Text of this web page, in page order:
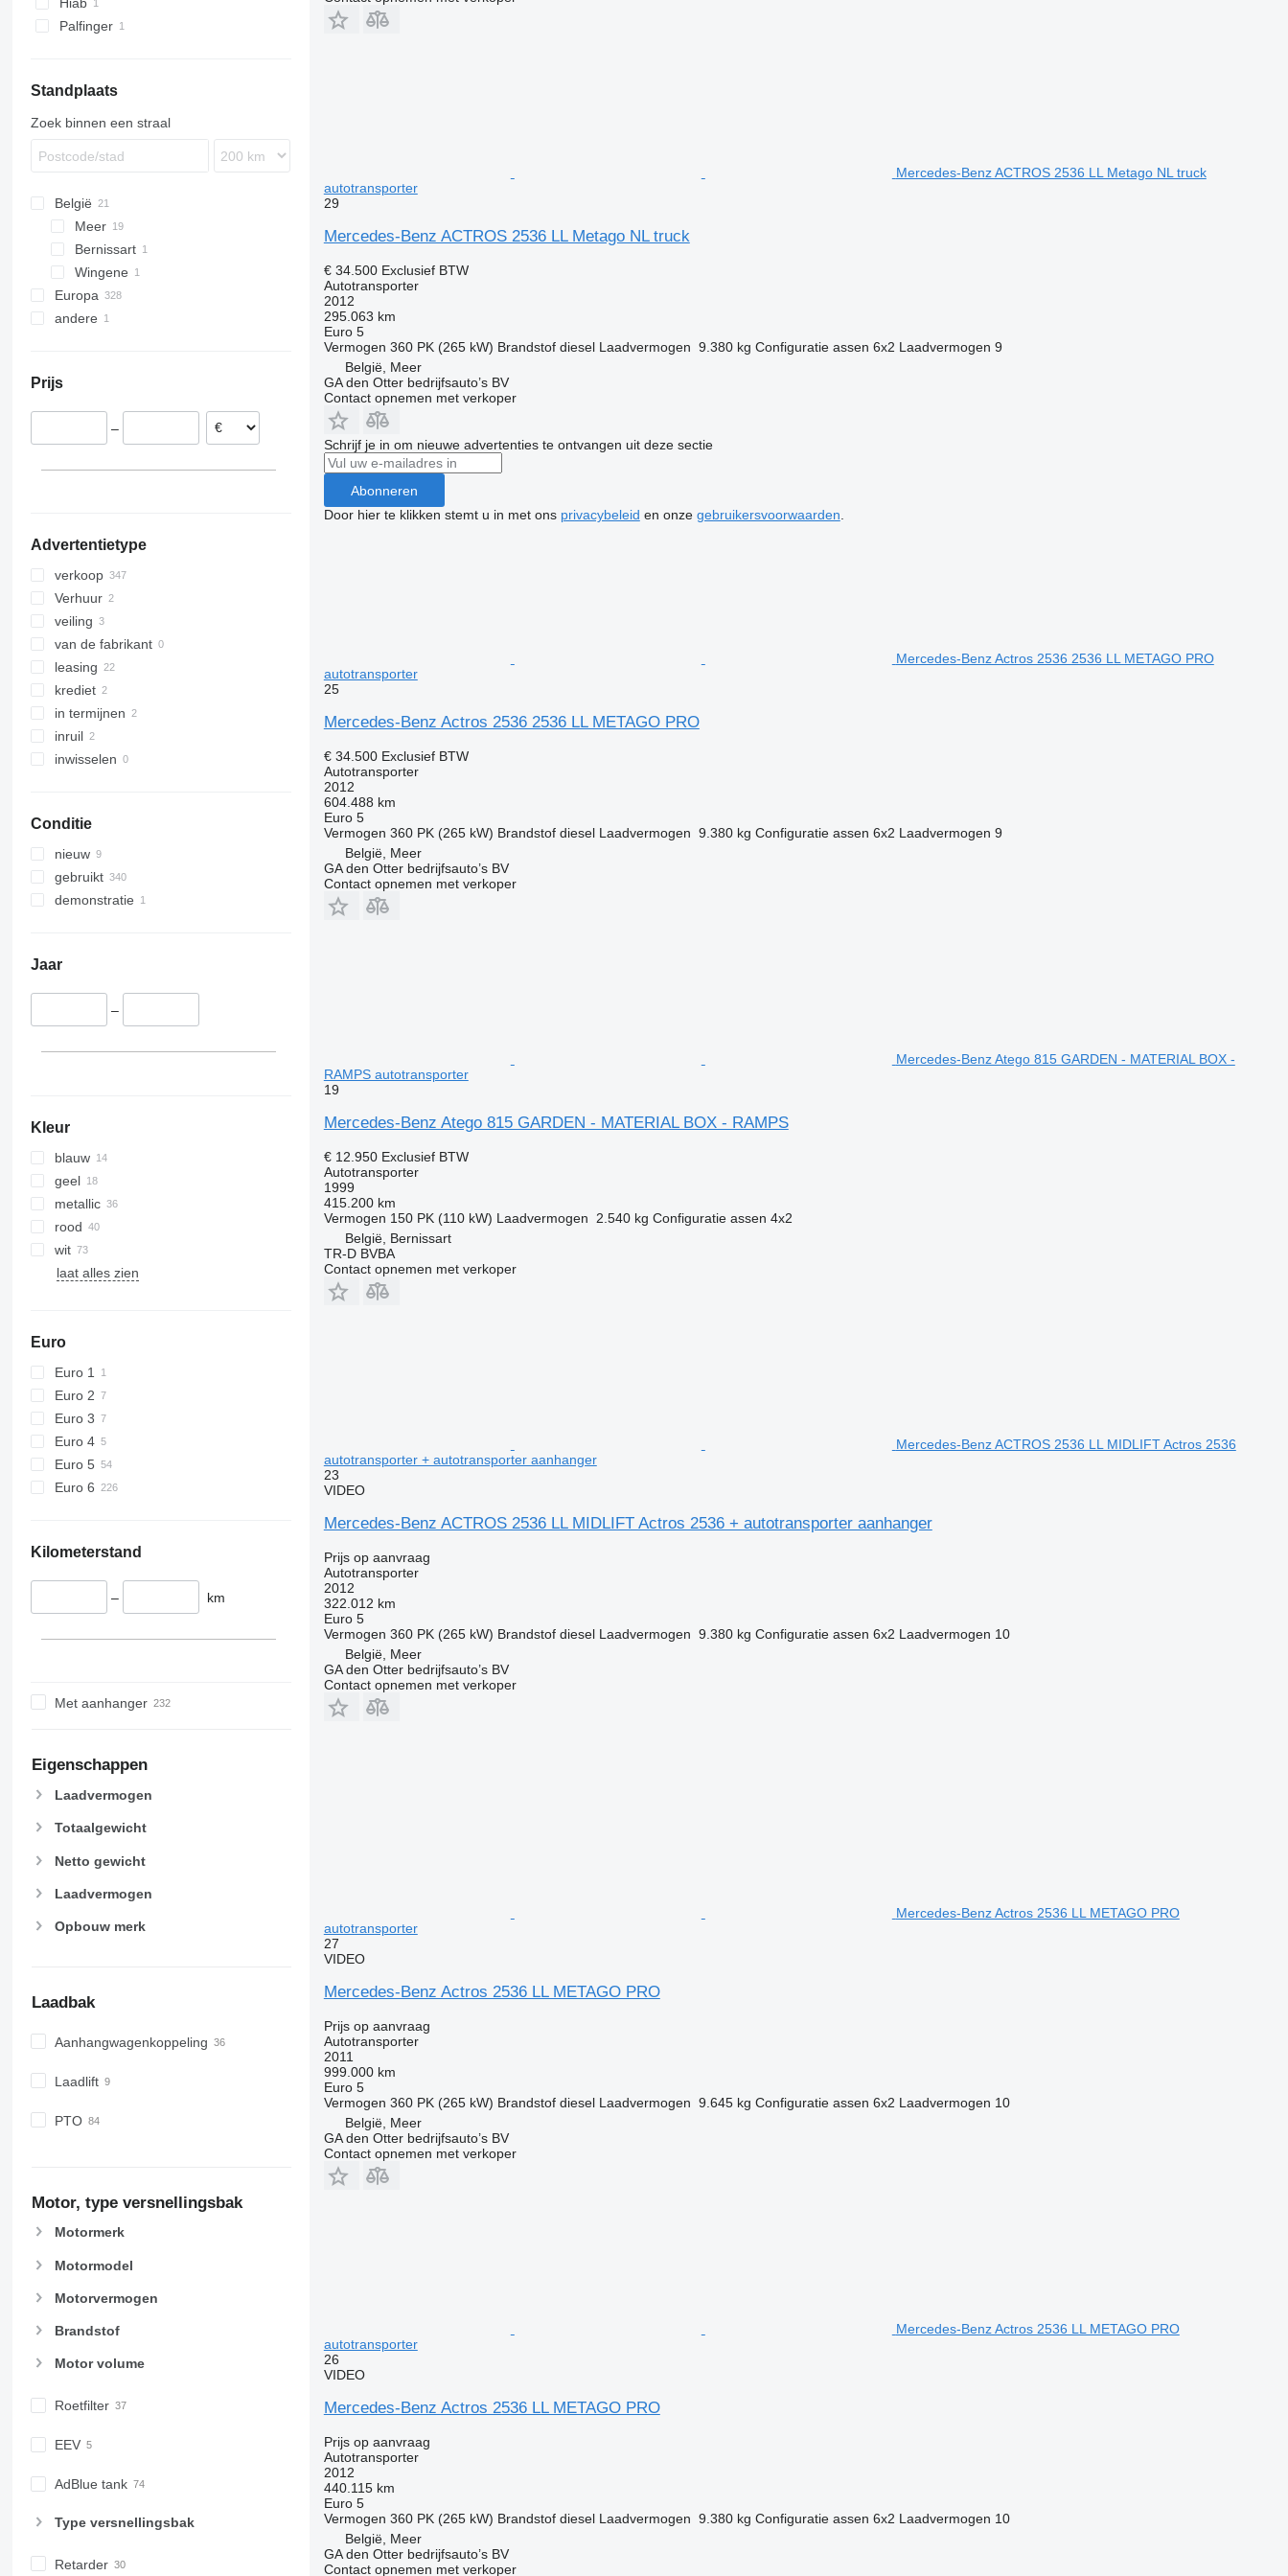
Actros 2536
Actros 2548
Atego 1528
Atego 1530
Palfinger
Standplaats
Zoek binnen een straal
België
Meer
Bernissart
Wingene
Europa
Litouwen
Duitsland
Roemenië
andere
Prijs
–
Advertentietype
verkoop
Verhuur
veiling
van de fabrikant
leasing
krediet
in termijnen
inruil
inwisselen
Conditie
nieuw
gebruikt
demonstratie
Jaar
–
Kleur
blauw
geel
metallic
rood
wit
laat alles zien
Euro
Euro 1
Euro 2
Euro 3
Euro 4
Euro 5
Euro 6
Kilometerstand
– km
Met aanhanger
Eigenschappen
Laadvermogen
Totaalgewicht
Netto gewicht
Laadvermogen
Opbouw merk
Laadbak
Aanhangwagenkoppeling
Laadlift
PTO
Motor, type versnellingsbak
Motormerk
Motormodel
Motorvermogen
Brandstof
Motor volume
Roetfilter
EEV
AdBlue tank
Type versnellingsbak
Retarder
Mercedes-Benz ACTROS 2536 LL Metago NL truck
autotransporter
29
Mercedes-Benz ACTROS 2536 LL Metago NL truck
€ 34.500 Exclusief BTW
Autotransporter
2012
295.063 km
Euro 5
Vermogen 360 PK (265 kW) Brandstof diesel Laadvermogen 9.380 kg Configuratie assen 6x2 Laadvermogen 9
België, Meer
GA den Otter bedrijfsauto’s BV
Contact opnemen met verkoper
Schrijf je in om nieuwe advertenties te ontvangen uit deze sectie
Abonneren
Door hier te klikken stemt u in met ons privacybeleid en onze gebruikersvoorwaarden
Mercedes-Benz Actros 2536 2536 LL METAGO PRO
autotransporter
25
Mercedes-Benz Actros 2536 2536 LL METAGO PRO
€ 34.500 Exclusief BTW
Autotransporter
2012
604.488 km
Euro 5
Vermogen 360 PK (265 kW) Brandstof diesel Laadvermogen 9.380 kg Configuratie assen 6x2 Laadvermogen 9
België, Meer
GA den Otter bedrijfsauto’s BV
Contact opnemen met verkoper
Mercedes-Benz Atego 815 GARDEN - MATERIAL BOX -
RAMPS autotransporter
19
Mercedes-Benz Atego 815 GARDEN - MATERIAL BOX - RAMPS
€ 12.950 Exclusief BTW
Autotransporter
1999
415.200 km
Vermogen 150 PK (110 kW) Laadvermogen 2.540 kg Configuratie assen 4x2
België, Bernissart
TR-D BVBA
Contact opnemen met verkoper
Mercedes-Benz ACTROS 2536 LL MIDLIFT Actros 2536
autotransporter + autotransporter aanhanger
23
VIDEO
Mercedes-Benz ACTROS 2536 LL MIDLIFT Actros 2536 + autotransporter aanhanger
Prijs op aanvraag
Autotransporter
2012
322.012 km
Euro 5
Vermogen 360 PK (265 kW) Brandstof diesel Laadvermogen 9.380 kg Configuratie assen 6x2 Laadvermogen 10
België, Meer
GA den Otter bedrijfsauto’s BV
Contact opnemen met verkoper
Mercedes-Benz Actros 2536 LL METAGO PRO
autotransporter
27
VIDEO
Mercedes-Benz Actros 2536 LL METAGO PRO
Prijs op aanvraag
Autotransporter
2011
999.000 km
Euro 5
Vermogen 360 PK (265 kW) Brandstof diesel Laadvermogen 9.645 kg Configuratie assen 6x2 Laadvermogen 10
België, Meer
GA den Otter bedrijfsauto’s BV
Contact opnemen met verkoper
Mercedes-Benz Actros 2536 LL METAGO PRO
autotransporter
26
VIDEO
Mercedes-Benz Actros 2536 LL METAGO PRO
Prijs op aanvraag
Autotransporter
2012
440.115 km
Euro 5
Vermogen 360 PK (265 kW) Brandstof diesel Laadvermogen 9.380 kg Configuratie assen 6x2 Laadvermogen 10
België, Meer
GA den Otter bedrijfsauto’s BV
Contact opnemen met verkoper